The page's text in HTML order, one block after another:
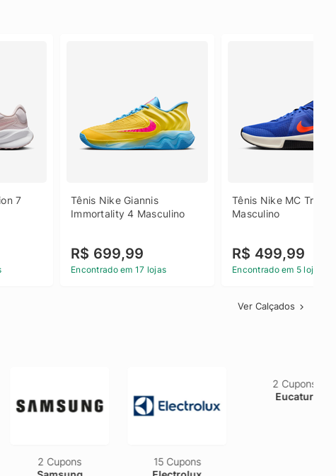
7
Tênis Nike Giannis
Immortality 4 Masculino
R$ 699,99
Encontrado em 17 lojas
Tênis Nike MC
Masculino
R$ 499,99
Encontrado em 5 lojas
Ver Calçados
2 Cupons
15 Cupons